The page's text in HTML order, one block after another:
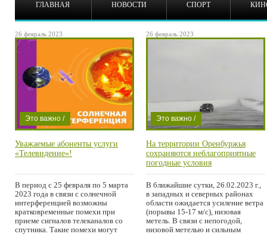
ГЛАВНАЯ НОВОСТИ СПОРТ
26 февраль 2023
Это важно /
Погода /
Проишествие /
Город /
Уфанет в
Абдулино,
Пономаревке
и Матвеевке
Уважаемые абоненты услуги
«Телевидение»!
В период с 25 февраля по 5 марта
2023 года в связи с солнечной
интерференцией возможны
кратковременные помехи при
приеме сигналов телеканалов со
спутника. Такие помехи могут
26 февраль 2023
Это важно /
Погода /
Проишествие
На территории Оренбуржья
сохраняются неблагоприятные
погодные условия
В ближайшие сутки, 26.02.2023 г.,
в западных и северных районах
области ожидается усиление ветра
(порывы 15-17 м/с), низовая
метель. В связи с непогодой,
низовой метелью и сильным